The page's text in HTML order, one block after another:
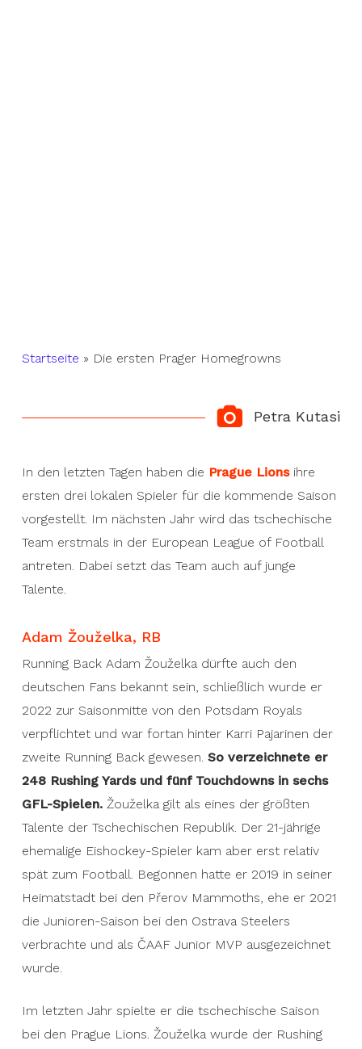
Startseite » Die ersten Prager Homegrowns
Petra Kutasi
In den letzten Tagen haben die Prague Lionsihre
ersten drei lokalen Spieler für die kommende Saison
vorgestellt. Im nächsten Jahr wird das tschechische
Team erstmals in der European League of Football
antreten. Dabei setzt das Team auch auf junge
Talente.
Adam Žouželka, RB
Running Back Adam Žouželka dürfte auch den
deutschen Fans bekannt sein, schließlich wurde er
2022 zur Saisonmitte von den Potsdam Royals
verpflichtet und war fortan hinter Karri Pajarinen der
zweite Running Back gewesen. So verzeichnete er
248 Rushing Yards und fünf Touchdowns in sechs
GFL-Spielen.Žouželka gilt als eines der größten
Talente der Tschechischen Republik. Der 21-jährige
ehemalige Eishockey-Spieler kam aber erst relativ
spät zum Football. Begonnen hatte er 2019 in seiner
Heimatstadt bei den Přerov Mammoths, ehe er 2021
die Junioren-Saison bei den Ostrava Steelers
verbrachte und als ČAAF Junior MVP ausgezeichnet
wurde.
Im letzten Jahr spielte er die tschechische Saison
bei den Prague Lions. Žouželka wurde der Rushing